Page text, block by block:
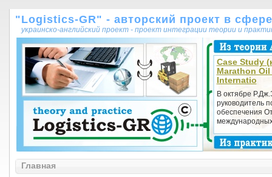
"Logistics-GR" - авторский проект в
украинско-английский проект - проект интеграции теории и
Case Study
Marathon
Internatio
В октябре
руководитель
обеспечения
Главная